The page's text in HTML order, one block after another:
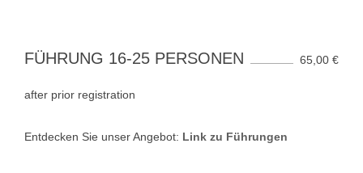
FÜHRUNG 16-25 PERSONEN 65,00 €
after prior registration
Entdecken Sie unser Angebot: Link zu Führungen